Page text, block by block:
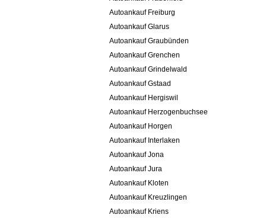
Autoankauf Freiburg
Autoankauf Glarus
Autoankauf Graubünden
Autoankauf Grenchen
Autoankauf Grindelwald
Autoankauf Gstaad
Autoankauf Hergiswil
Autoankauf Herzogenbuchsee
Autoankauf Horgen
Autoankauf Interlaken
Autoankauf Jona
Autoankauf Jura
Autoankauf Kloten
Autoankauf Kreuzlingen
Autoankauf Kriens